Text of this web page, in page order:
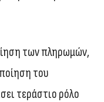
των πληρωμών,
του
τεράστιο ρόλο